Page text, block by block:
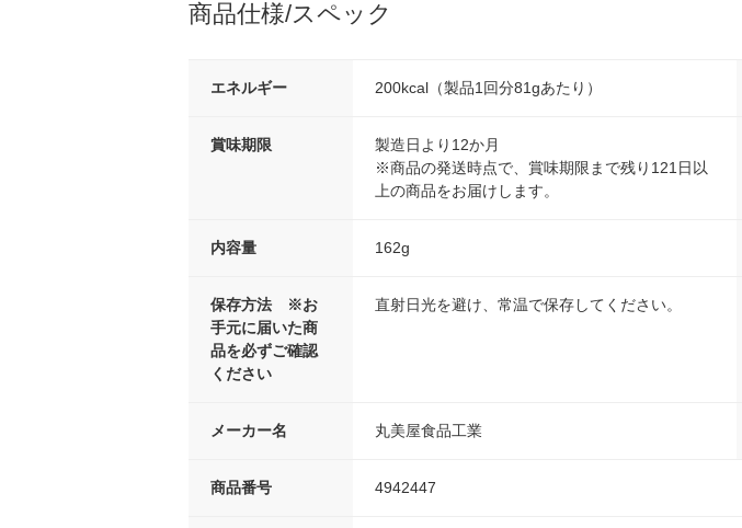
商品仕様/スペック
エネルギー 200kcal（製品1回分81gあたり）
賞味期限
製造日より12か月
※商品の発送時点で、賞味期限まで残り121日以
上の商品をお届けします。
内容量 162g
保存方法 ※お
手元に届いた商
品を必ずご確認
ください
直射日光を避け、常温で保存してください。
メーカー名 丸美屋食品工業
商品番号 4942447